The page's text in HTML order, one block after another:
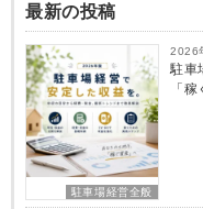
最新の投稿
駐車場経営全般
2026
駐車
「